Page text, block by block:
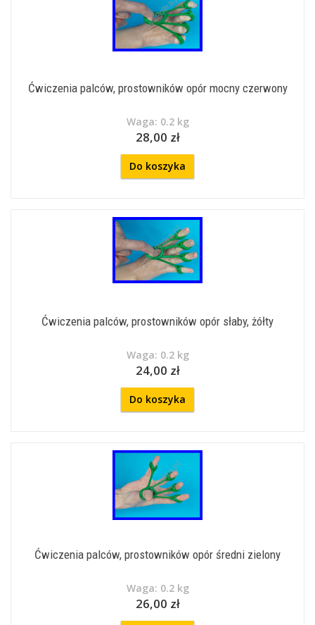
Ćwiczenia palców, prostowników opór mocny czerwony
Waga: 0.2 kg
28,00 zł
Do koszyka
Ćwiczenia palców, prostowników opór słaby, żółty
Waga: 0.2 kg
24,00 zł
Do koszyka
Ćwiczenia palców, prostowników opór średni zielony
Waga: 0.2 kg
26,00 zł